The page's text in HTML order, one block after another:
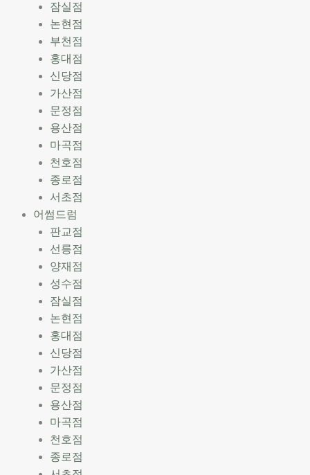
잠실점
논현점
부천점
홍대점
신당점
가산점
문정점
용산점
마곡점
천호점
종로점
서초점
어썸드럼
판교점
선릉점
양재점
성수점
잠실점
논현점
홍대점
신당점
가산점
문정점
용산점
마곡점
천호점
종로점